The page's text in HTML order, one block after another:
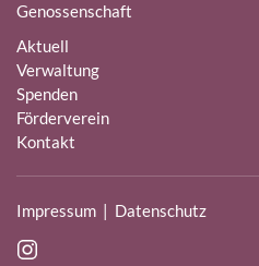
Genossenschaft
Aktuell
Verwaltung
Spenden
Förderverein
Kontakt
Impressum | Datenschutz